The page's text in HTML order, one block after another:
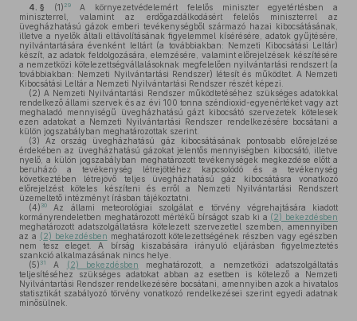
4. § (1) 29A környezetvédelemért felelős miniszter egyetértésben a
miniszterrel, valamint az erdőgazdálkodásért felelős miniszterrel az
üvegházhatású gázok emberi tevékenységből származó hazai kibocsátásának,
illetve a nyelők általi eltávolításának figyelemmel kísérésére, adatok gyűjtésére,
nyilvántartására évenként leltárt (a továbbiakban: Nemzeti Kibocsátási Leltár)
készít, az adatok feldolgozására, elemzésére, valamint előrejelzések készítésére
a nemzetközi kötelezettségvállalásoknak megfelelően nyilvántartási rendszert (a
továbbiakban: Nemzeti Nyilvántartási Rendszer) létesít és működtet. A Nemzeti
Kibocsátási Leltár a Nemzeti Nyilvántartási Rendszer részét képezi.
(2) A Nemzeti Nyilvántartási Rendszer működtetéséhez szükséges adatokkal
rendelkező állami szervek és az évi 100 tonna széndioxid-egyenértéket vagy azt
meghaladó mennyiségű üvegházhatású gázt kibocsátó szervezetek kötelesek
ezen adatokat a Nemzeti Nyilvántartási Rendszer rendelkezésére bocsátani a
külön jogszabályban meghatározottak szerint.
(3) Az ország üvegházhatású gáz kibocsátásának pontosabb előrejelzése
érdekében az üvegházhatású gázokat jelentős mennyiségben kibocsátó, illetve
nyelő, a külön jogszabályban meghatározott tevékenységek megkezdése előtt a
beruházó a tevékenység létrejöttéhez kapcsolódó és a tevékenység
következtében létrejövő teljes üvegházhatású gáz kibocsátásra vonatkozó
előrejelzést köteles készíteni és erről a Nemzeti Nyilvántartási Rendszert
üzemeltető intézményt írásban tájékoztatni.
(4) 30
Az állami meteorológiai szolgálat e törvény végrehajtására kiadott
kormányrendeletben meghatározott mértékű bírságot szab ki a (2) bekezdésben
meghatározott adatszolgáltatásra kötelezett szervezettel szemben, amennyiben
az a (2) bekezdésben meghatározott kötelezettségének részben vagy egészben
nem tesz eleget. A bírság kiszabására irányuló eljárásban figyelmeztetés
szankció alkalmazásának nincs helye.
(5) 31 A (2) bekezdésben meghatározott, a nemzetközi adatszolgáltatás
teljesítéséhez szükséges adatokat abban az esetben is kötelező a Nemzeti
Nyilvántartási Rendszer rendelkezésére bocsátani, amennyiben azok a hivatalos
statisztikát szabályozó törvény vonatkozó rendelkezései szerint egyedi adatnak
minősülnek.